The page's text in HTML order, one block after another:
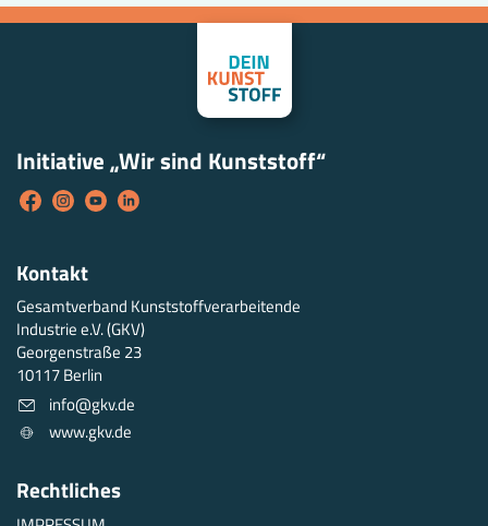
Kontakt
Gesamtverband Kunststoffverarbeitende
Industrie e.V. (GKV)
Georgenstraße 23
10117 Berlin
info@gkv.de
www.gkv.de
Initiative „Wir sind Kunststoff“
Rechtliches